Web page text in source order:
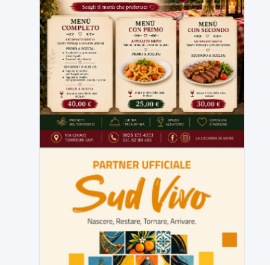
I cattivi odori provenienti dagli impianti di
depurazione industriale di...